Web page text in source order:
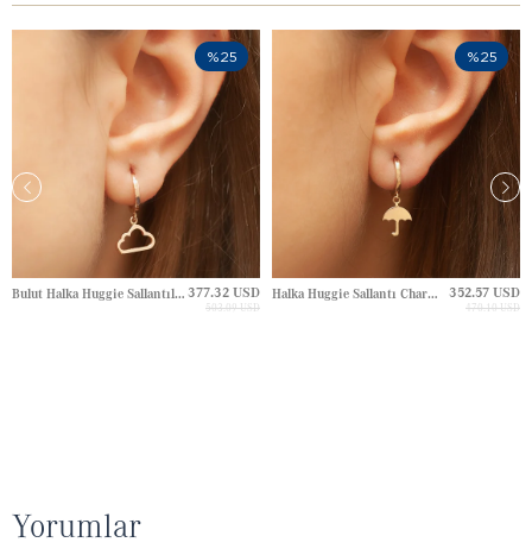
Bulut Halka Huggie Sallantılı Altın Küpe 377.32 USD
503.09 USD
%25
Halka Huggie Sallantı Charm Altın Küpe 352.57 USD
470.10 USD
%25
Yorumlar